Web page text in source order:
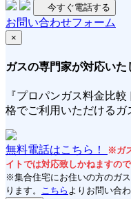
今すぐ電話する
お問い合わせフォーム
×
ガスの専門家が対応いた
『プロパンガス料金比
格でご利用いただけるガ
無料電話はこちら！
※ガ
イトでは対応致しかねますの
※集合住宅にお住いの方のガ
ります。
こちら よりお問い合